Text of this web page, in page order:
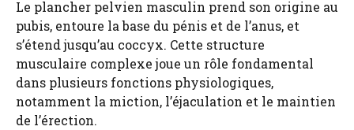
Le plancher pelvien masculin prend son origine au
pubis, entoure la base du pénis et de l’anus, et
s’étend jusqu’au coccyx. Cette structure
musculaire complexe joue un rôle fondamental
dans plusieurs fonctions physiologiques,
notamment la miction, l’éjaculation et le maintien
de l’érection.